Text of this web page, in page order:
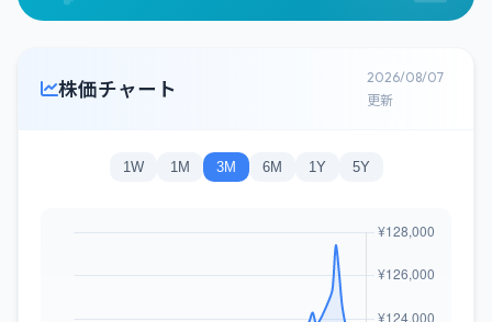
株価チャート
2026/08/07
更新
1W 1M 3M 6M 1Y 5Y